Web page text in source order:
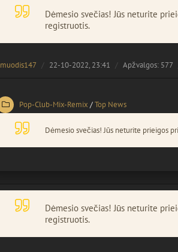
Dėmesio svečias! Jūs neturite
registruotis.
muodis147 22-10-2022, 23:41 Apžvalgos: 577
Pop-Club-Mix-Remix /Top News
Dėmesio svečias! Jūs neturite prieigos
Dėmesio svečias! Jūs neturite
registruotis.